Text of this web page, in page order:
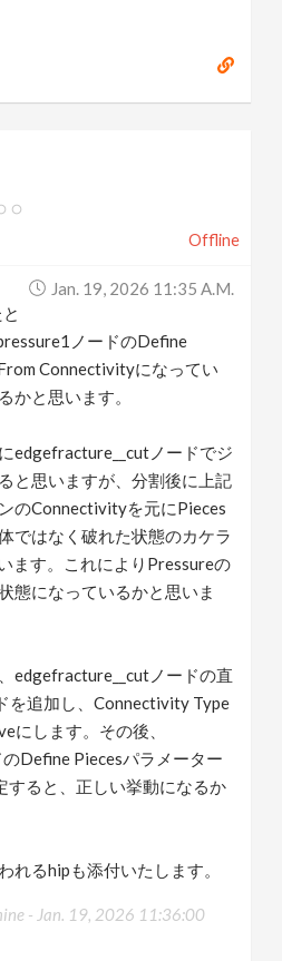
Offline
Jan. 19, 2026 11:35 A.m.
ノードのDefine
Connectivityになってい
かと思います。
edgefracture__cutノードでジ
と思いますが、分割後に上記
のConnectivityを元にPieces
ではなく破れた状態のカケラ
ます。これによりPressureの
態になっているかと思いま
edgefracture__cutノードの直
を追加し、Connectivity Type
にします。その後、
Define Piecesパラメーター
ると、正しい挙動になるか
れるhipも添付いたします。
- Jan. 19, 2026 11:36:00